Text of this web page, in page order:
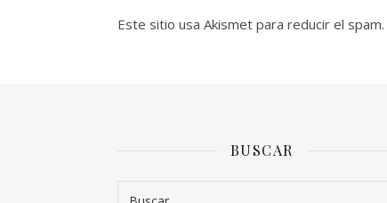
Este sitio usa Akismet para reducir el spam.
BUSCAR